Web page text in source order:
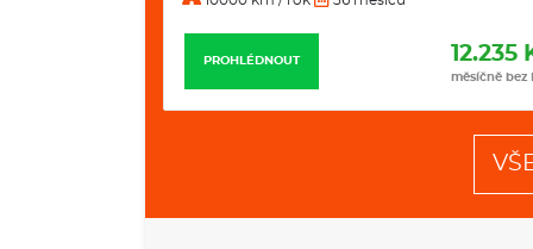
PROHLÉDNOUT 11.799
měsíčně bez